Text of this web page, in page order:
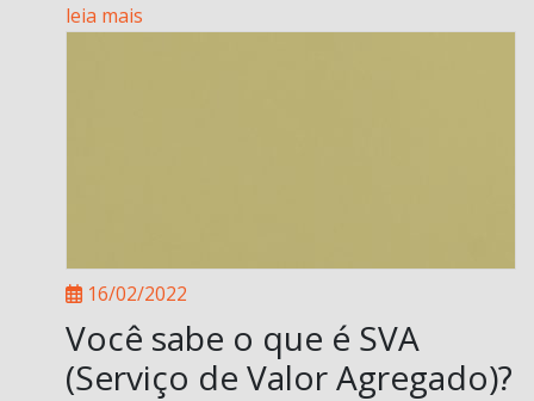
leia mais
16/02/2022
Você sabe o que é SVA
(Serviço de Valor Agregado)?